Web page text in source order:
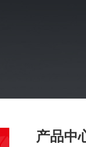
产品中